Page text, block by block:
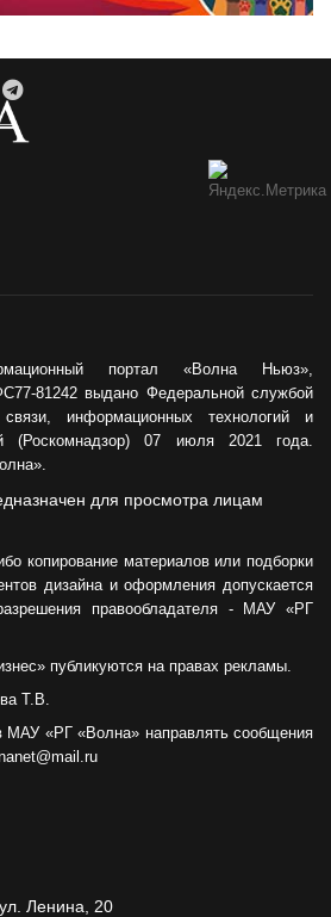
портал «Волна Ньюз»,
81242 выдано Федеральной службой
информационных технологий и
(Роскомнадзор) 07 июля 2021 года.
для просмотра лицам
копирование материалов или подборки
дизайна и оформления допускается
правообладателя - МАУ «РГ
публикуются на правах рекламы.
Т.В.
МАУ «РГ «Волна» направлять сообщения
Ленина, 20